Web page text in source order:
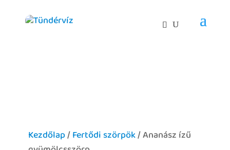
Kezdőlap/Fertődi szörpök/ Ananász ízű